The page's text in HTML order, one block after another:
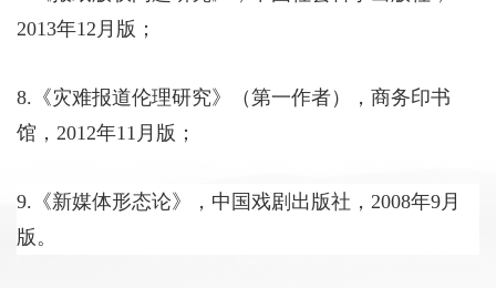
2013年12 月版；
8. 《灾难报道伦理研究》（第一作者），商务印书
馆， 2012年11 月版；
9. 《新媒体形态论》，中国戏剧出版社， 2008年9月
版。